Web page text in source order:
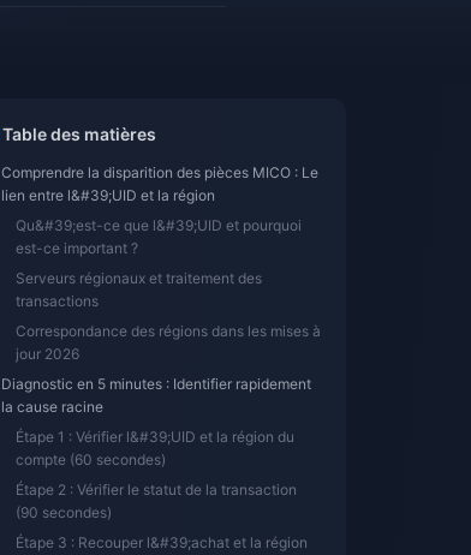
-14%
445 Coins 100 Coins
Table des matières
Comprendre la disparition des pièces MICO : Le
lien entre l&#39;UID et la région
Qu&#39;est-ce que l&#39;UID et pourquoi
est-ce important ?
Serveurs régionaux et traitement des
transactions
Correspondance des régions dans les mises à
jour 2026
Diagnostic en 5 minutes : Identifier rapidement
la cause racine
Étape 1 : Vérifier l&#39;UID et la région du
compte (60 secondes)
Étape 2 : Vérifier le statut de la transaction
(90 secondes)
Étape 3 : Recouper l&#39;achat et la région